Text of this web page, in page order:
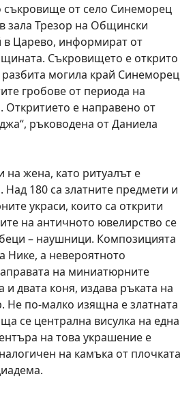
съкровище от село Синеморец
зала Трезор на Общински
в Царево, информират от
Съкровището е открито
разбита могила край Синеморец
гробове от периода на
Откритието е направено от
ръководена от Даниела
на жена, като ритуалът е
180 са златните предмети и
украси, които са открити
на античното ювелирство се
– наушници. Композицията
Нике, а невероятното
на миниатюрните
и двата коня, издава ръката на
Не по-малко изящна е златната
се централна висулка на една
на това украшение е
на камъка от плочката